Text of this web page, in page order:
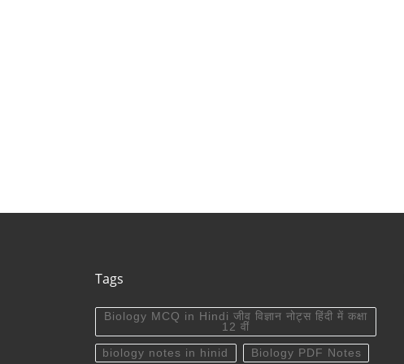
Tags
Biology MCQ in Hindi जीव विज्ञान नोट्स हिंदी में कक्षा
12 वीं
biology notes in hinid Biology PDF Notes